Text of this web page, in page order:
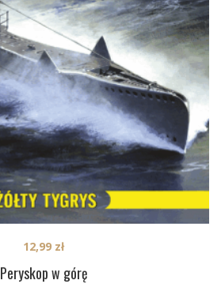
Peryskop w górę
12,99 zł